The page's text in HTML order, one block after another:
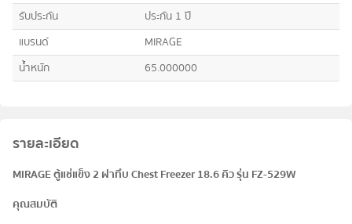
รับประกัน
ประกัน 1 ปี
แบรนด์
MIRAGE
น้ำหนัก
65.000000
รายละเอียด
MIRAGE ตู้แช่แข็ง 2 ฝาทึบ Chest Freezer 18.6 คิว รุ่น FZ-529W
คุณสมบัติ